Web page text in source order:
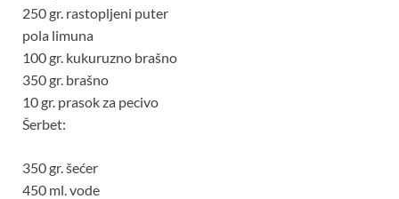
250 gr. rastopljeni puter
pola limuna
100 gr. kukuruzno brašno
350 gr. brašno
10 gr. prasok za pecivo
Šerbet:
350 gr. šećer
450 ml. vode